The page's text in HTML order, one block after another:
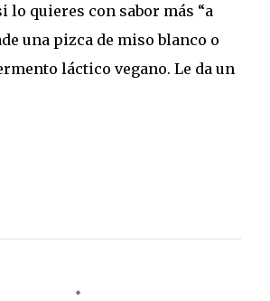
lo quieres con sabor más “a
una pizca de miso blanco o
láctico vegano. Le da un